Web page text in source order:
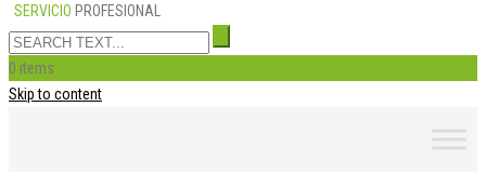
SERVICIO PROFESIONAL
0 items
Skip to content